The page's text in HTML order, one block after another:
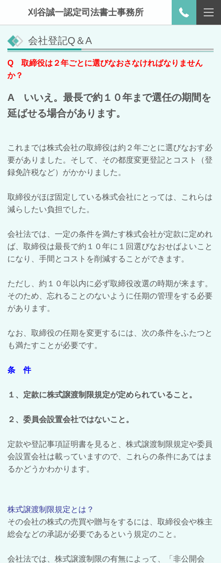
刈谷誠一認定司法書士事務所
会社登記Q＆A
Q 取締役は２年ごとに選びなおさなければなりません
か？
A いいえ。最長で約１０年まで選任の期間を
延ばせる場合があります。
これまでは株式会社の取締役は約２年ごとに選びなおす必
要がありました。そして、その都度変更登記とコスト（登
録免許税など）がかかりました。
取締役がほぼ固定している株式会社にとっては、これらは
減らしたい負担でした。
会社法では、一定の条件を満たす株式会社が定款に定めれ
ば、取締役は最長で約１０年に１回選びなおせばよいこと
になり、手間とコストを削減することができます。
ただし、約１０年以内に必ず取締役改選の時期が来ます。
そのため、忘れることのないように任期の管理をする必要
があります。
なお、取締役の任期を変更するには、次の条件をふたつと
も満たすことが必要です。
条 件
１、定款に株式譲渡制限規定が定められていること。
２、委員会設置会社ではないこと。
定款や登記事項証明書を見ると、株式譲渡制限規定や委員
会設置会社は載っていますので、これらの条件にあてはま
るかどうかわかります。
株式譲渡制限規定とは？
その会社の株式の売買や贈与をするには、取締役会や株主
総会などの承認が必要であるという規定のこと。
会社法では、株式譲渡制限の有無によって、「非公開会